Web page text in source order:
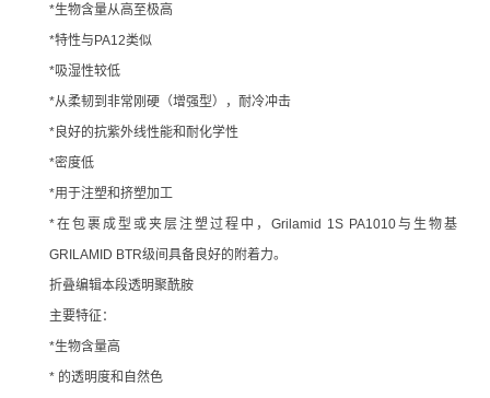
*生物含量从高至极高
*特性与PA12类似
*吸湿性较低
*从柔韧到非常刚硬（增强型），耐冷冲击
*良好的抗紫外线性能和耐化学性
*密度低
*用于注塑和挤塑加工
*在包裹成型或夹层注塑过程中，Grilamid 1S PA1010与生物基
GRILAMID BTR级间具备良好的附着力。
折叠编辑本段透明聚酰胺
主要特征：
*生物含量高
* 的透明度和自然色